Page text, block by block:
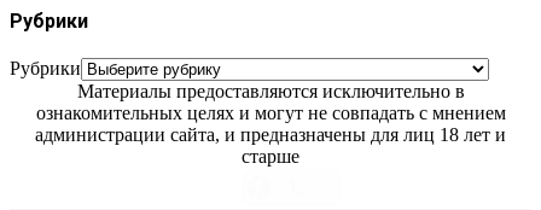
Рубрики
Рубрики
Материалы предоставляются исключительно в
ознакомительных целях и могут не совпадать с мнением
администрации сайта, и предназначены для лиц 18 лет и
старше